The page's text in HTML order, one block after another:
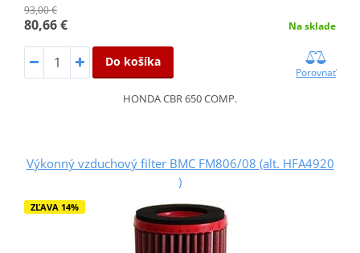
93,00 €
80,66 € Na sklade
Do košíka
Porovnať
HONDA CBR 650 COMP.
Výkonný vzduchový filter BMC FM806/08 (alt. HFA4920
)
ZĽAVA 14%